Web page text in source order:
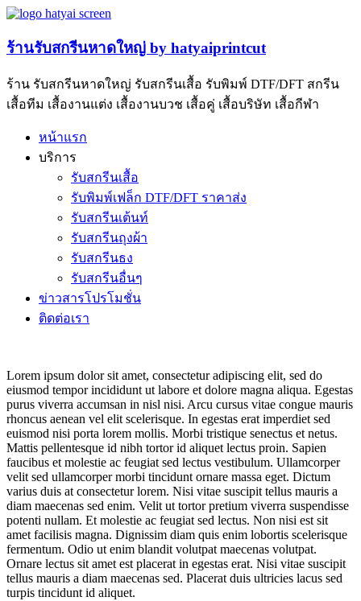
ร้านรับสกรีนหาดใหญ่ by hatyaiprintcut
ร้าน รับสกรีนหาดใหญ่ รับสกรีนเสื้อ รับพิมพ์ DTF/DFT สกรีน
เสื้อทีม เสื้องานแต่ง เสื้องานบวช เสื้อคู่ เสื้อบริษัท เสื้อกีฬา
หน้าแรก
บริการ
รับสกรีนเสื้อ
รับพิมพ์เฟล็ก DTF/DFT ราคาส่ง
รับสกรีนเต้นท์
รับสกรีนถุงผ้า
รับสกรีนธง
รับสกรีนอื่นๆ
ข่าวสารโปรโมชั่น
ติดต่อเรา
Lorem ipsum dolor sit amet, consectetur adipiscing elit, sed do
eiusmod tempor incididunt ut labore et dolore magna aliqua. Egestas
purus viverra accumsan in nisl nisi. Arcu cursus vitae congue mauris
rhoncus aenean vel elit scelerisque. In egestas erat imperdiet sed
euismod nisi porta lorem mollis. Morbi tristique senectus et netus.
Mattis pellentesque id nibh tortor id aliquet lectus proin. Sapien
faucibus et molestie ac feugiat sed lectus vestibulum. Ullamcorper
velit sed ullamcorper morbi tincidunt ornare massa eget. Dictum
varius duis at consectetur lorem. Nisi vitae suscipit tellus mauris a
diam maecenas sed enim. Velit ut tortor pretium viverra suspendisse
potenti nullam. Et molestie ac feugiat sed lectus. Non nisi est sit
amet facilisis magna. Dignissim diam quis enim lobortis scelerisque
fermentum. Odio ut enim blandit volutpat maecenas volutpat.
Ornare lectus sit amet est placerat in egestas erat. Nisi vitae suscipit
tellus mauris a diam maecenas sed. Placerat duis ultricies lacus sed
turpis tincidunt id aliquet.